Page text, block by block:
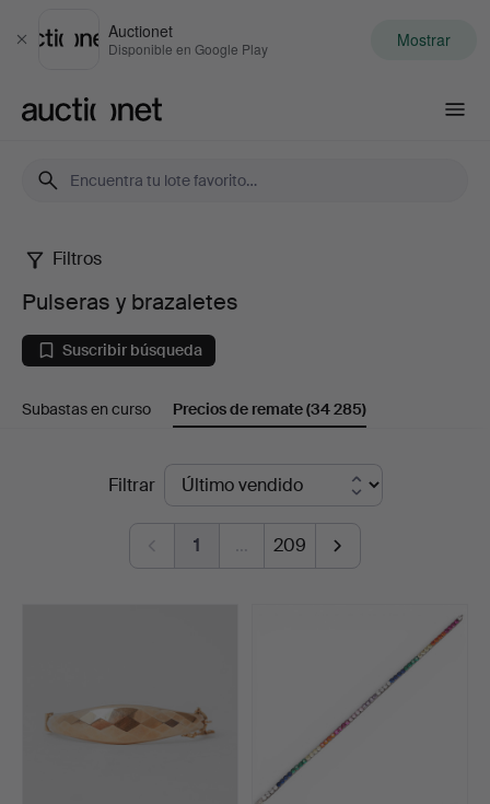
Cerrar
Auctionet
Disponible en Google Play Mostrar
Pulseras
brazaletes
Filtros
Pulseras y brazaletes
Suscribir búsqueda
Subastas en curso Precios de remate(34 285)
Filtrar
1 … 209